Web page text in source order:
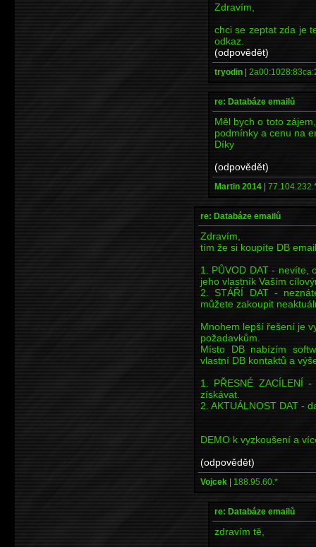
Zdravím,
chci se zeptat zda je
odkaz.
(odpovědět)
tryodin |
re: Databáze emailů
Měl bych o toto
podmínky a cenu na
Díky
(odpovědět)
Martin 2014 |
re: Databáze emailů
Zdravím,
tím že si koupíte DB
1. PŮVOD DAT - nevíte,
jeho vlastník Vaším
2. STÁŘÍ DAT -
můžete zakoupit
Mnohem lepší řešení je
požadavkům.
Místo DB nabízím
vlastní DB kontaktů a
1. PŘESNÉ ZACÍLENÍ
získávat.
2. AKTUÁLNOST DAT -
DEMO k vyzkoušení a
(odpovědět)
Vojcek | 188.95.60.*
re: Databáze emailů
zdravím tě,